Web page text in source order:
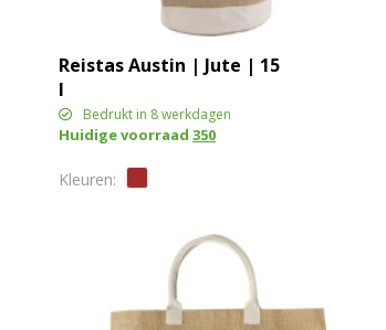
Reistas Austin | Jute | 15
l
Bedrukt in 8 werkdagen
Huidige voorraad350